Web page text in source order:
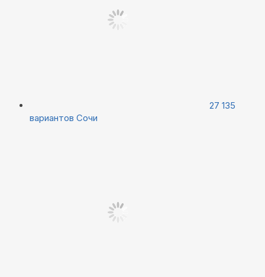
27 135
вариантов Сочи